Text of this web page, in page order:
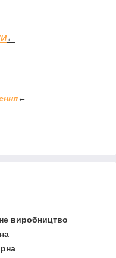
←
←
виробництво